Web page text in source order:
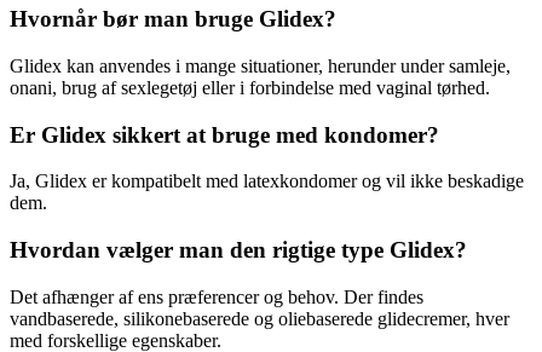
Hvornår bør man bruge Glidex?
Glidex kan anvendes i mange situationer, herunder under samleje,
onani, brug af sexlegetøj eller i forbindelse med vaginal tørhed.
Er Glidex sikkert at bruge med kondomer?
Ja, Glidex er kompatibelt med latexkondomer og vil ikke beskadige
dem.
Hvordan vælger man den rigtige type Glidex?
Det afhænger af ens præferencer og behov. Der findes
vandbaserede, silikonebaserede og oliebaserede glidecremer, hver
med forskellige egenskaber.